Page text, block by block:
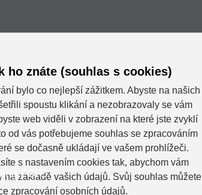
PDF...
ho znáte (souhlas s cookies)
bylo co nejlepší zážitkem. Abyste na našich
spoustu klikání a nezobrazovaly se vám
web viděli v zobrazení na které jste zvyklí
od vás potřebujeme souhlas se zpracováním
se dočasně ukládají ve vašem prohlížeči.
s nastavením cookies tak, abychom vám
základě vašich údajů. Svůj souhlas můžete
zpracování osobních údajů.